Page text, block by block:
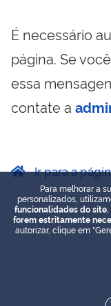
É necessário
página. Se
essa
contate a
Ir para a
Para melhorar a
personalizados,
funcionalidades do site.
forem estritamente
autorizar, clique em